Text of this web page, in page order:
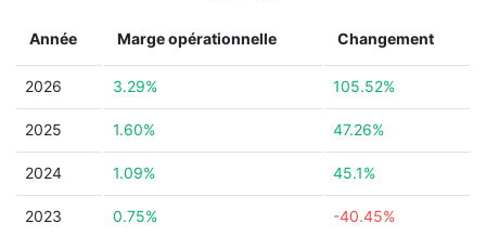
Année Marge opérationnelle Changement
2026 3.29% 105.52%
2025 1.60% 47.26%
2024 1.09% 45.1%
2023 0.75% -40.45%